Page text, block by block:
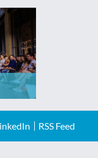
RSS Feed